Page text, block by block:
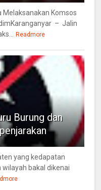
Melaksanakan Komsos
– Jalin
Readmore
Burung dan
yang kedapatan
bakal dikenai